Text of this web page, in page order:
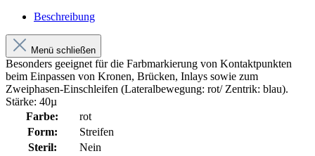
Beschreibung
Menü schließen
Besonders geeignet für die Farbmarkierung von Kontaktpunkten
beim Einpassen von Kronen, Brücken, Inlays sowie zum
Zweiphasen-Einschleifen (Lateralbewegung: rot/ Zentrik: blau).
Stärke: 40µ
Farbe:
rot
Form:
Streifen
Steril:
Nein